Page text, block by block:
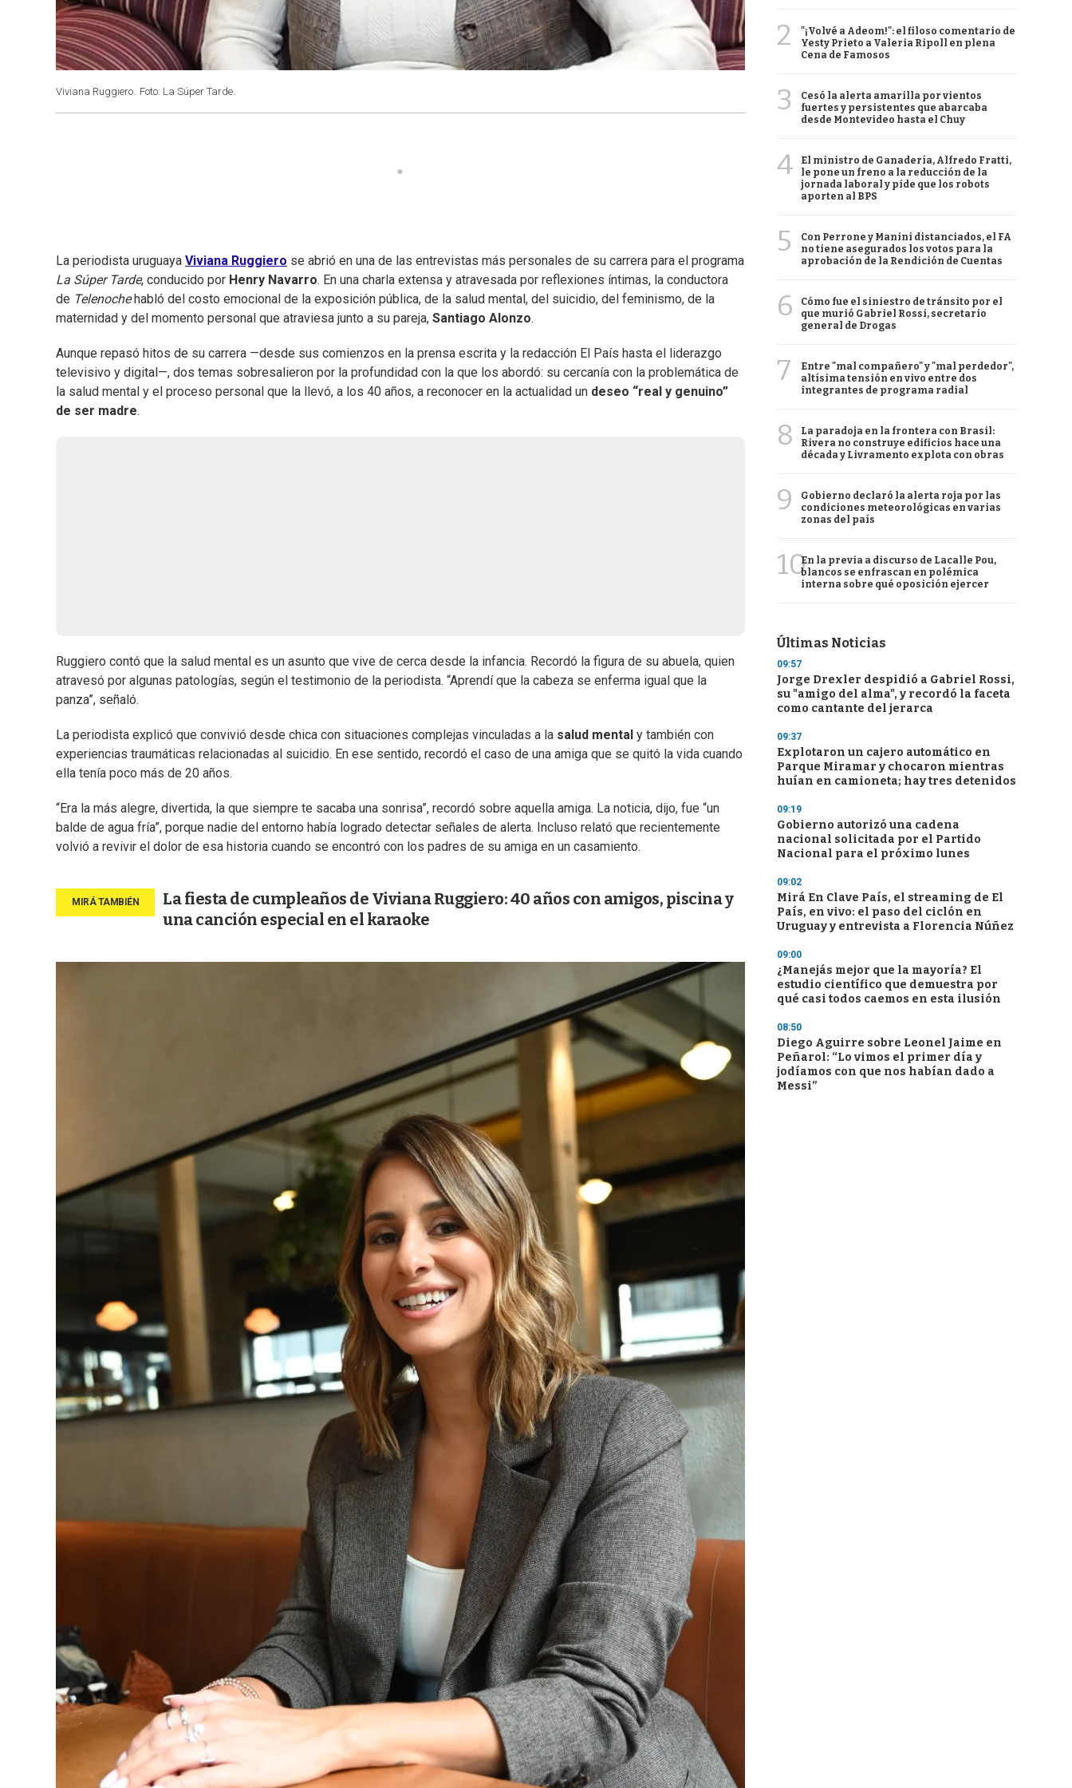
Viviana Ruggiero. Foto: La Súper Tarde.
La periodista uruguaya Viviana Ruggiero se abrió en una de las entrevistas más personales de su carrera para el programa
La Súper Tarde, conducido por Henry Navarro. En una charla extensa y atravesada por reflexiones íntimas, la conductora
de Telenochehabló del costo emocional de la exposición pública, de la salud mental, del suicidio, del feminismo, de la
maternidad y del momento personal que atraviesa junto a su pareja, Santiago Alonzo.
Aunque repasó hitos de su carrera —desde sus comienzos en la prensa escrita y la redacción El País hasta el liderazgo
televisivo y digital—, dos temas sobresalieron por la profundidad con la que los abordó: su cercanía con la problemática de
la salud mental y el proceso personal que la llevó, a los 40 años, a reconocer en la actualidad un deseo “real y genuino”
de ser madre.
Ruggiero contó que la salud mental es un asunto que vive de cerca desde la infancia. Recordó la figura de su abuela, quien
atravesó por algunas patologías, según el testimonio de la periodista. “Aprendí que la cabeza se enferma igual que la
panza”, señaló.
La periodista explicó que convivió desde chica con situaciones complejas vinculadas a la salud mental y también con
experiencias traumáticas relacionadas al suicidio. En ese sentido, recordó el caso de una amiga que se quitó la vida cuando
ella tenía poco más de 20 años.
“Era la más alegre, divertida, la que siempre te sacaba una sonrisa”, recordó sobre aquella amiga. La noticia, dijo, fue “un
balde de agua fría”, porque nadie del entorno había logrado detectar señales de alerta. Incluso relató que recientemente
volvió a revivir el dolor de esa historia cuando se encontró con los padres de su amiga en un casamiento.
La fiesta de cumpleaños de Viviana Ruggiero: 40 años con amigos, piscina y
una canción especial en el karaoke
2
"¡Volvé a Adeom!": el filoso comentario de
Yesty Prieto a Valeria Ripoll en plena
Cena de Famosos
3
Cesó la alerta amarilla por vientos
fuertes y persistentes que abarcaba
desde Montevideo hasta el Chuy
4
El ministro de Ganadería, Alfredo Fratti,
le pone un freno a la reducción de la
jornada laboral y pide que los robots
aporten al BPS
5
Con Perrone y Manini distanciados, el FA
no tiene asegurados los votos para la
aprobación de la Rendición de Cuentas
6
Cómo fue el siniestro de tránsito por el
que murió Gabriel Rossi, secretario
general de Drogas
7
Entre "mal compañero" y "mal perdedor",
altísima tensión en vivo entre dos
integrantes de programa radial
8
La paradoja en la frontera con Brasil:
Rivera no construye edificios hace una
década y Livramento explota con obras
9
Gobierno declaró la alerta roja por las
condiciones meteorológicas en varias
zonas del país
10En la previa a discurso de Lacalle Pou,
blancos se enfrascan en polémica
interna sobre qué oposición ejercer
Últimas Noticias
09:57
Jorge Drexler despidió a Gabriel Rossi,
su "amigo del alma", y recordó la faceta
como cantante del jerarca
09:37
Explotaron un cajero automático en
Parque Miramar y chocaron mientras
huían en camioneta; hay tres detenidos
09:19
Gobierno autorizó una cadena
nacional solicitada por el Partido
Nacional para el próximo lunes
09:02
Mirá En Clave País, el streaming de El
País, en vivo: el paso del ciclón en
Uruguay y entrevista a Florencia Núñez
09:00
¿Manejás mejor que la mayoría? El
estudio científico que demuestra por
qué casi todos caemos en esta ilusión
08:50
Diego Aguirre sobre Leonel Jaime en
Peñarol: “Lo vimos el primer día y
jodíamos con que nos habían dado a
Messi”